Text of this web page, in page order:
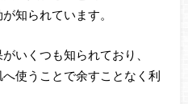
知られています。
いくつも知られており、
使うことで余すことなく利